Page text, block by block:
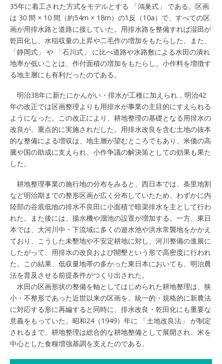
35年に着工された方式をモデルとする 「鴻巣式」 である。区画
は 30 間 × 10 間（約54m × 18m）の1反（10a）で、すべての区
画が用排水路と道路に接していた。用排水路を整備すれば湿田が
乾田化し、水稲収量の上昇や二毛作の増加をもたらした。また、
「静岡式」 や 「石川式」 に比べ道路や水路敷による水田の潰れ
地率が低いことは、作付面積の増加をもたらし、小作料を増徴す
る地主層にも有利だったのである。
明治38年に新たにかんがい・排水が工種に加えられ，明治42
年の改正では区画整理よりも用排水が事業の主目的にすえられる
ようになった。この改正により、耕地整理の基礎となる用排水の
改良が、重点的に実施されだした。用排水改良を含む土地の抜本
的な整備による増収は、地主層が望むところでもあり、米価の高
騰や国の助成に支えられ、小作争議の解決策としての効果も果た
した。
耕地整理事業の施行地の分布をみると、西日本では、条里地割
など明治期までの整形区画が広く分布していたため、わずかに内
陸部の谷底低地の排水不良田に小面積で暗渠排水を主として行わ
れた。また後には、揚水機や溜池の設置が増加する。一方、東日
本では、大河川中・下流域に多くの遊水池や洪水常襲地をかかえ
ており、こうした未墾地や不安定耕地に対し、河川整備の進展に
したがって、用排水の改良および開墾という形で高密度に行われ
た。この結果、低収量地帯の多かった東日本においても、明治農
法を普及させる前提条件がつくり出された。
水田の区画形状の整備を軸としてはじめられた耕地整理は、狭
小・不整形であった近世以来の区画を、統一的・規格的に新農法
に対応する形に再編すると同時に、排水改良・乾田化にも重要な
意義をもっていた。昭和24（1949）年に 「土地改良法」 が制定
されるまで、耕地整理は総合的な耕地整備として展開され、米を
中心とした食糧増強基調を支えたのである。